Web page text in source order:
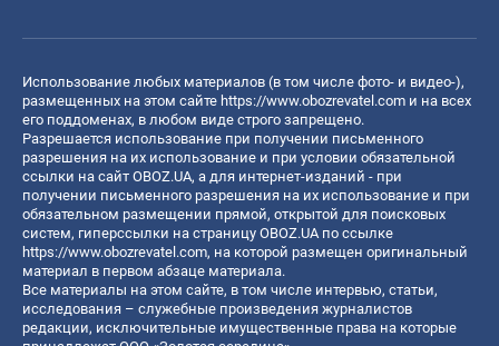
Использование любых материалов (в том числе фото- и видео-),
размещенных на этом сайте https://www.obozrevatel.com и на всех
его поддоменах, в любом виде строго запрещено.
Разрешается использование при получении письменного
разрешения на их использование и при условии обязательной
ссылки на сайт OBOZ.UA, а для интернет-изданий - при
получении письменного разрешения на их использование и при
обязательном размещении прямой, открытой для поисковых
систем, гиперссылки на страницу OBOZ.UA по ссылке
https://www.obozrevatel.com, на которой размещен оригинальный
материал в первом абзаце материала.
Все материалы на этом сайте, в том числе интервью, статьи,
исследования – служебные произведения журналистов
редакции, исключительные имущественные права на которые